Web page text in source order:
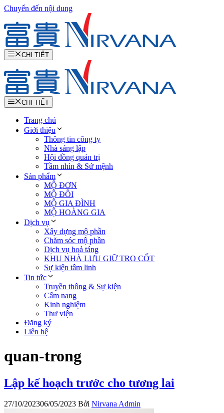
Chuyển đến nội dung
CHI TIẾT
CHI TIẾT
Trang chủ
Giới thiệu
Thông tin công ty
Nhà sáng lập
Hội đồng quản trị
Tầm nhìn & Sứ mệnh
Sản phẩm
MỘ ĐƠN
MỘ ĐÔI
MỘ GIA ĐÌNH
MỘ HOÀNG GIA
Dịch vụ
Xây dựng mộ phần
Chăm sóc mộ phần
Dịch vụ hoả táng
KHU NHÀ LƯU GIỮ TRO CỐT
Sự kiện tâm linh
Tin tức
Truyền thông & Sự kiện
Cẩm nang
Kinh nghiệm
Thư viện
Đăng ký
Liên hệ
quan-trong
Lập kế hoạch trước cho tương lai
27/10/202306/05/2023 Bởi Nirvana Admin